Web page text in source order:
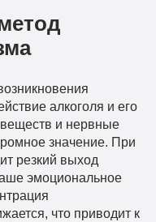
алкоголя и его
и нервные
значение. При
резкий выход
эмоциональное
что приводит к